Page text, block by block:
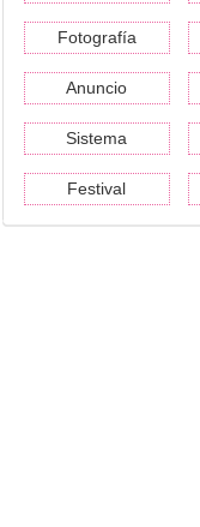
Fotografía
Anuncio
Sistema
Festival